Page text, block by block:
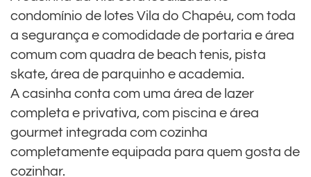
condomínio de lotes Vila do Chapéu, com toda
a segurança e comodidade de portaria e área
comum com quadra de beach tenis, pista
skate, área de parquinho e academia.
A casinha conta com uma área de lazer
completa e privativa, com piscina e área
gourmet integrada com cozinha
completamente equipada para quem gosta de
cozinhar.